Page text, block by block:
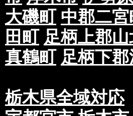
大磯町 中郡二宮
田町 足柄上郡
真鶴町 足柄下
栃木県全域対応